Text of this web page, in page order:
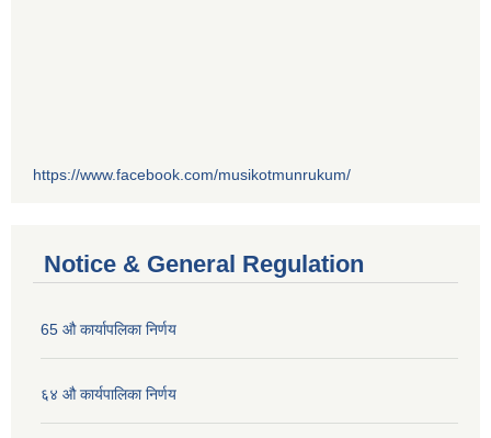
https://www.facebook.com/musikotmunrukum/
Notice & General Regulation
65 औ कार्यापलिका निर्णय
६४ औ कार्यपालिका निर्णय